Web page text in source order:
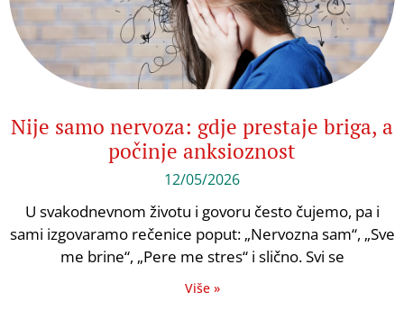
Nije samo nervoza: gdje prestaje briga, a
počinje anksioznost
12/05/2026
U svakodnevnom životu i govoru često čujemo, pa i
sami izgovaramo rečenice poput: „Nervozna sam“, „Sve
me brine“, „Pere me stres“ i slično. Svi se
Više »